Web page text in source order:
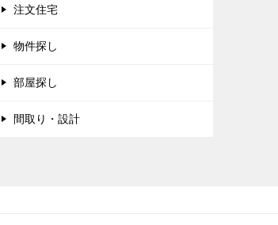
注文住宅
物件探し
部屋探し
間取り・設計